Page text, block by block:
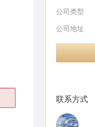
公司类型
公司地址
联系方式